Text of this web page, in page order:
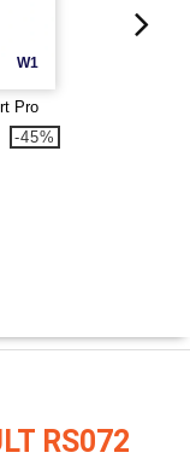
W1
Pro
-45%
RS072